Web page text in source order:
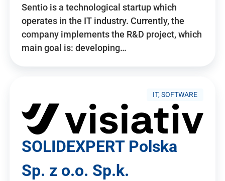
Sentio is a technological startup which
operates in the IT industry. Currently, the
company implements the R&D project, which
main goal is: developing…
IT, SOFTWARE
SOLIDEXPERT Polska
Sp. z o.o. Sp.k.